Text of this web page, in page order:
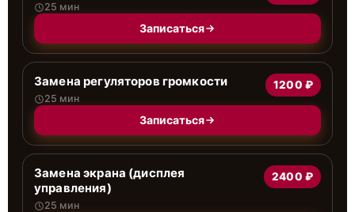
25 мин
Записаться
Замена регуляторов громкости
25 мин
1200 ₽
Записаться
Замена экрана (дисплея
управления)
25 мин
2400 ₽